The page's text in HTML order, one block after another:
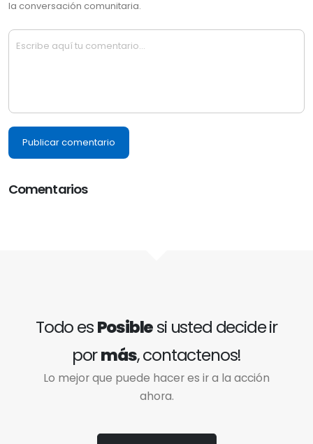
la conversación comunitaria.
Publicar comentario
Comentarios
Todo esPosiblesi usted decide ir
pormás, contactenos!
Lo mejor que puede hacer es ir a la acción
ahora.